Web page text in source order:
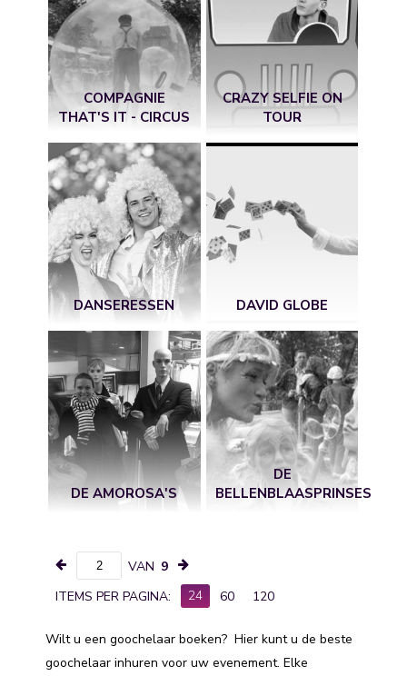
COMPAGNIE
THAT'S IT - CIRCUS
CRAZY SELFIE ON
TOUR
DANSERESSEN DAVID GLOBE
DE AMOROSA'S
DE
BELLENBLAASPRINSES
VAN 9
ITEMS PER PAGINA:
24 60 120
Wilt u een goochelaar boeken? Hier kunt u de beste
goochelaar inhuren voor uw evenement. Elke